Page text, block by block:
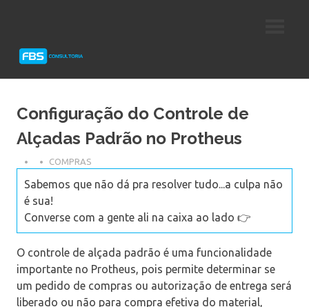
Protheus
Configuração do Controle de
Alçadas Padrão no Protheus
COMPRAS
Sabemos que não dá pra resolver tudo...a culpa não
é sua!
Converse com a gente ali na caixa ao lado 👉
O controle de alçada padrão é uma funcionalidade
importante no Protheus, pois permite determinar se
um pedido de compras ou autorização de entrega será
liberado ou não para compra efetiva do material,